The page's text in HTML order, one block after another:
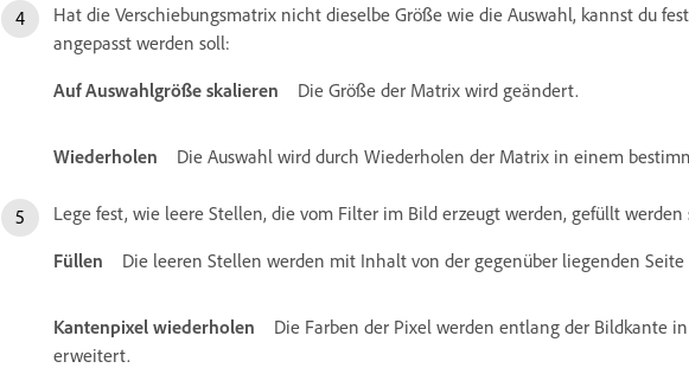
Hat die Verschiebungsmatrix nicht dieselbe Größe wie die Auswahl, kannst du
angepasst werden soll:
Auf Auswahlgröße skalieren
Die Größe der Matrix wird geändert.
Wiederholen Die Auswahl wird durch Wiederholen der Matrix in einem
Lege fest, wie leere Stellen, die vom Filter im Bild erzeugt werden, gefüllt werden
Füllen
Die leeren Stellen werden mit Inhalt von der gegenüber liegenden Seite
Kantenpixel wiederholen
Die Farben der Pixel werden entlang der Bildkante
erweitert.